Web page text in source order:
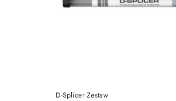
D-Splicer Zestaw